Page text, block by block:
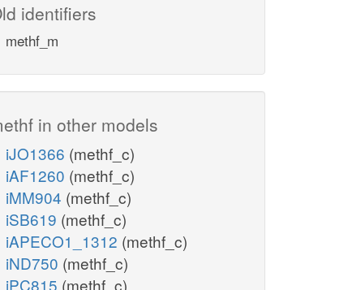
identifiers
methf_m
in other models
iJO1366 (methf_c)
iAF1260 (methf_c)
iMM904 (methf_c)
iSB619 (methf_c)
iAPECO1_1312 (methf_c)
iND750 (methf_c)
iPC815 (methf_c)